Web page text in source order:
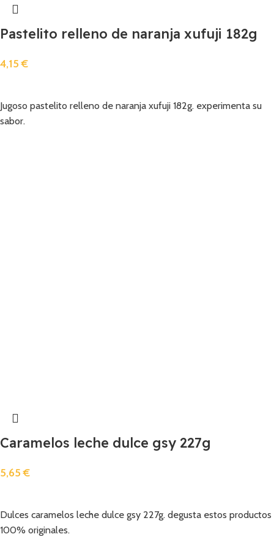
Pastelito relleno de naranja xufuji 182g
4,15€
Jugoso pastelito relleno de naranja xufuji 182g. experimenta su
sabor.
Caramelos leche dulce gsy 227g
5,65€
Dulces caramelos leche dulce gsy 227g. degusta estos productos
100% originales.